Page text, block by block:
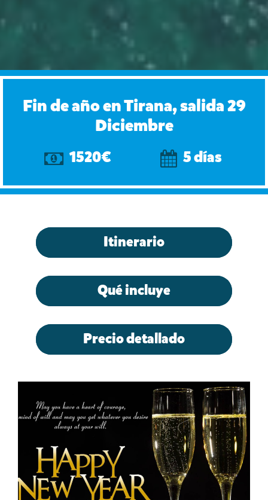
Fin de año en Tirana, salida 29
Diciembre
1520€ 5 días
Itinerario
Qué incluye
Precio detallado